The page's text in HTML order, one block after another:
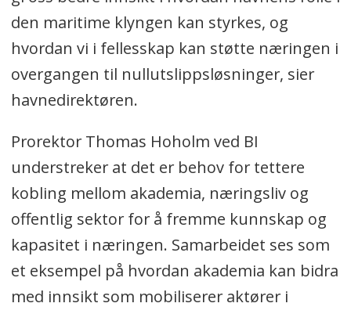
den maritime klyngen kan styrkes, og
hvordan vi i fellesskap kan støtte næringen i
overgangen til nullutslippsløsninger, sier
havnedirektøren.
Prorektor Thomas Hoholm ved BI
understreker at det er behov for tettere
kobling mellom akademia, næringsliv og
offentlig sektor for å fremme kunnskap og
kapasitet i næringen. Samarbeidet ses som
et eksempel på hvordan akademia kan bidra
med innsikt som mobiliserer aktører i